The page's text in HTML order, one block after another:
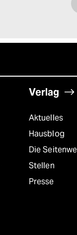
Verlag
Aktuelles
Hausblog
Die
Stellen
Presse